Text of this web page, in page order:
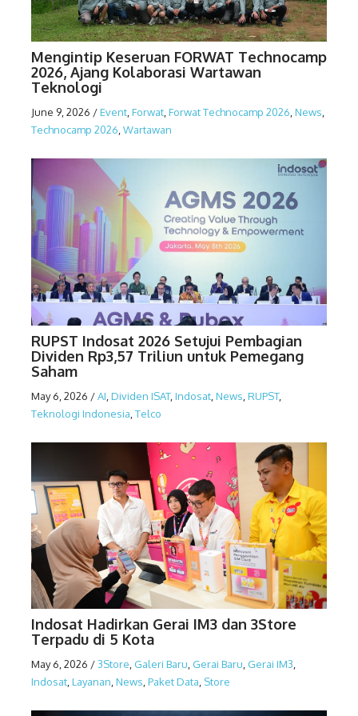
Mengintip Keseruan FORWAT Technocamp
2026, Ajang Kolaborasi Wartawan
Teknologi
June 9, 2026 /Event,Forwat,Forwat Technocamp 2026,News,
Technocamp 2026,Wartawan
RUPST Indosat 2026 Setujui Pembagian
Dividen Rp3,57 Triliun untuk Pemegang
Saham
May 6, 2026 /AI Dividen ISAT, Indosat News RUPST,
Teknologi Indonesia Telco
Indosat Hadirkan Gerai IM3 dan 3Store
Terpadu di 5 Kota
May 6, 2026 /3Store Galeri Baru Gerai Baru Gerai IM3
Indosat Layanan News Paket Data Store